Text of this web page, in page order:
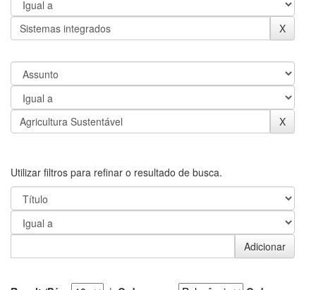
Utilizar filtros para refinar o resultado de busca.